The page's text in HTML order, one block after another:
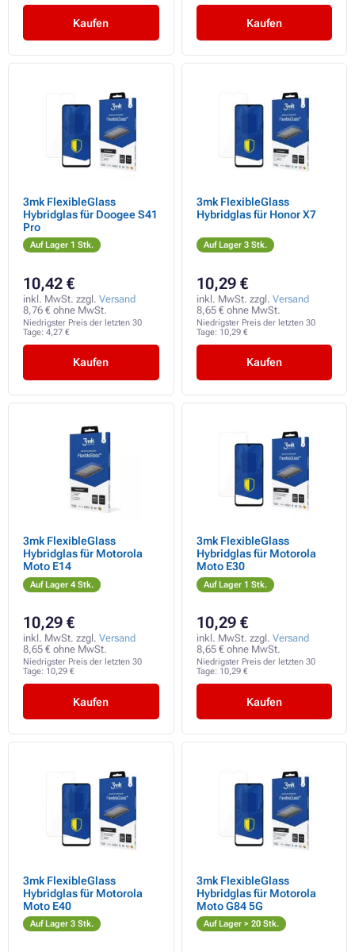
Kaufen Kaufen
3mk FlexibleGlass
Hybridglas für Doogee S41
Pro
Auf Lager 1 Stk.
10,42 €
inkl. MwSt. zzgl. Versand
8,76 € ohne MwSt.
Niedrigster Preis der letzten 30
Tage: 4,27 €
Kaufen
3mk FlexibleGlass
Hybridglas für Honor X7
Auf Lager 3 Stk.
10,29 €
inkl. MwSt. zzgl. Versand
8,65 € ohne MwSt.
Niedrigster Preis der letzten 30
Tage: 10,29 €
Kaufen
3mk FlexibleGlass
Hybridglas für Motorola
Moto E14
Auf Lager 4 Stk.
10,29 €
inkl. MwSt. zzgl. Versand
8,65 € ohne MwSt.
Niedrigster Preis der letzten 30
Tage: 10,29 €
Kaufen
3mk FlexibleGlass
Hybridglas für Motorola
Moto E30
Auf Lager 1 Stk.
10,29 €
inkl. MwSt. zzgl. Versand
8,65 € ohne MwSt.
Niedrigster Preis der letzten 30
Tage: 10,29 €
Kaufen
3mk FlexibleGlass
Hybridglas für Motorola
Moto E40
Auf Lager 3 Stk.
3mk FlexibleGlass
Hybridglas für Motorola
Moto G84 5G
Auf Lager > 20 Stk.